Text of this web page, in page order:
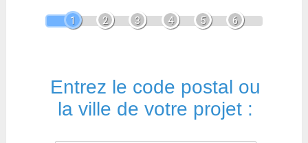
1 2 3 4 5 6
Entrez le code postal ou
la ville de votre projet :